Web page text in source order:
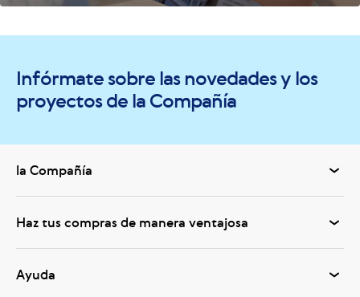
Infórmate sobre las novedades y los
proyectos de la Compañía
la Compañía
Haz tus compras de manera ventajosa
Ayuda